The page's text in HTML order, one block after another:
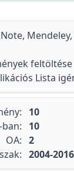
feltöltése
Lista
10
ban:
10
OA: 2
2004-2016